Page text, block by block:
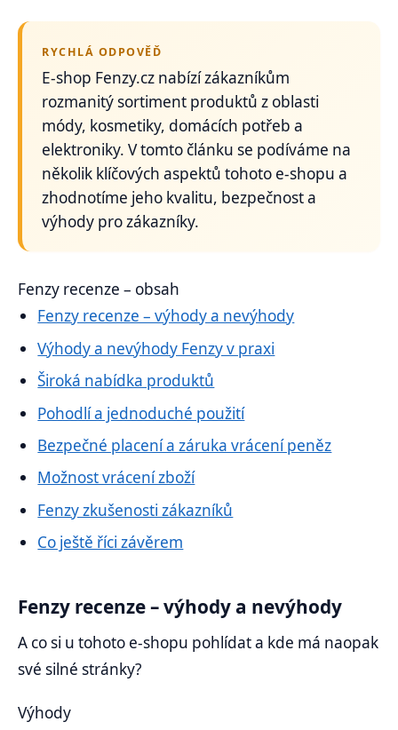
RYCHLÁ ODPOVĚĎ
E-shop Fenzy.cz nabízí zákazníkům
rozmanitý sortiment produktů z oblasti
módy, kosmetiky, domácích potřeb a
elektroniky. V tomto článku se podíváme na
několik klíčových aspektů tohoto e-shopu a
zhodnotíme jeho kvalitu, bezpečnost a
výhody pro zákazníky.
Fenzy recenze – obsah
Fenzy recenze – výhody a nevýhody
Výhody a nevýhody Fenzy v praxi
Široká nabídka produktů
Pohodlí a jednoduché použití
Bezpečné placení a záruka vrácení peněz
Možnost vrácení zboží
Fenzy zkušenosti zákazníků
Co ještě říci závěrem
Fenzy recenze – výhody a nevýhody
A co si u tohoto e-shopu pohlídat a kde má naopak
své silné stránky?
Výhody